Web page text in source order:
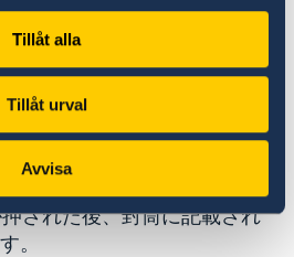
Tillåt alla
Tillåt urval
Avvisa
て必要書類を提出していた
ート等身分証は、コピーを
ます。）
された後、封筒に記載され
。